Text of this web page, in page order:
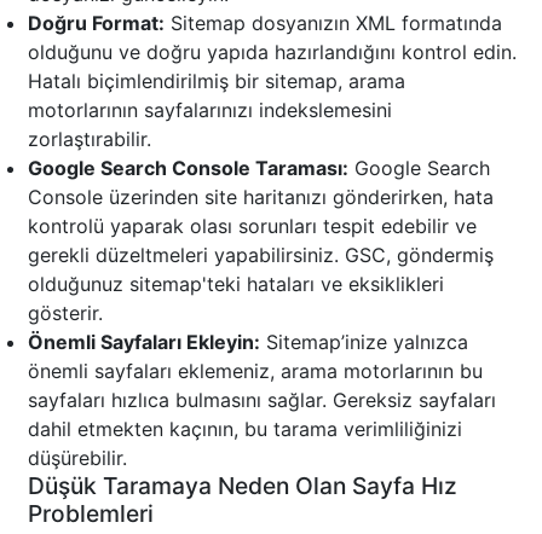
Doğru Format: Sitemap dosyanızın XML formatında
olduğunu ve doğru yapıda hazırlandığını kontrol edin.
Hatalı biçimlendirilmiş bir sitemap, arama
motorlarının sayfalarınızı indekslemesini
zorlaştırabilir.
Google Search Console Taraması: Google Search
Console üzerinden site haritanızı gönderirken, hata
kontrolü yaparak olası sorunları tespit edebilir ve
gerekli düzeltmeleri yapabilirsiniz. GSC, göndermiş
olduğunuz sitemap'teki hataları ve eksiklikleri
gösterir.
Önemli Sayfaları Ekleyin: Sitemap’inize yalnızca
önemli sayfaları eklemeniz, arama motorlarının bu
sayfaları hızlıca bulmasını sağlar. Gereksiz sayfaları
dahil etmekten kaçının, bu tarama verimliliğinizi
düşürebilir.
Düşük Taramaya Neden Olan Sayfa Hız
Problemleri